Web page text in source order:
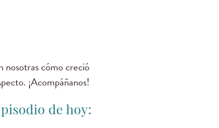
nosotras cómo creció
¡Acompáñanos!
de hoy: